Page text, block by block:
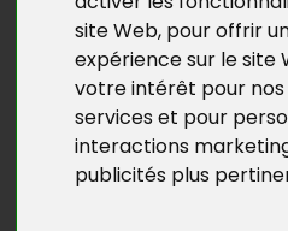
site Web, pour offrir
expérience sur le site
votre intérêt pour
services et pour
interactions
publicités plus